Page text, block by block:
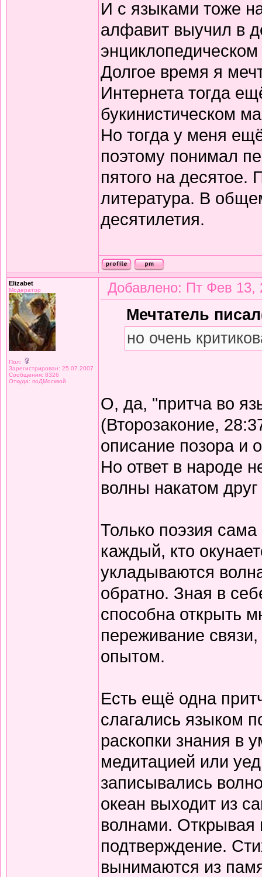
И с языками тоже
алфавит выучил в
Долгое время я
Интернета тогда
букинистическом
Но тогда у меня
поэтому понимал
пятого на десятое.
литература. В
десятилетия.
Elizabet
Модератор
Пол:
Зарегистрирован: 25.07.2007
Сообщения: 8326
Откуда: поДМосквой
Добавлено: Пт Фев 13,
Мечтатель
но очень
О, да, "притча во
(Второзаконие,
описание позора и
Но ответ в народе
волны накатом
Только поэзия
каждый, кто
укладываются
обратно. Зная в
способна открыть
переживание связи,
опытом.
Есть ещё одна
слагались языком
раскопки знания в
медитацией или
записывались
океан выходит из
волнами. Открывая
подтверждение.
вынимаются из